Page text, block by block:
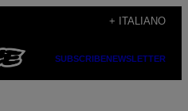
+ ITALIANO
SUBSCRIBENEWSLETTER